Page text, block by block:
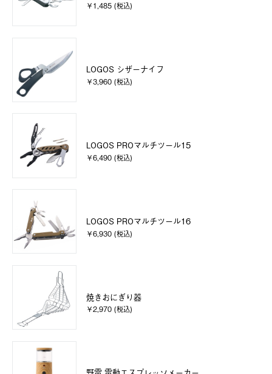
￥1,485 (税込)
LOGOS シザーナイフ
￥3,960 (税込)
LOGOS PROマルチツール15
￥6,490 (税込)
LOGOS PROマルチツール16
￥6,930 (税込)
焼きおにぎり器
￥2,970 (税込)